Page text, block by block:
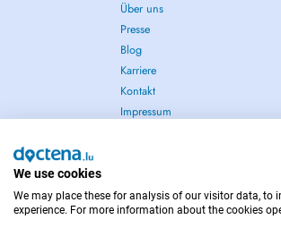
Über uns
Presse
Blog
Karriere
Kontakt
Impressum
IM NOTFALL WENDEN
We use cookies
We may place these for analysis of our visitor data, to
experience. For more information about the cookies